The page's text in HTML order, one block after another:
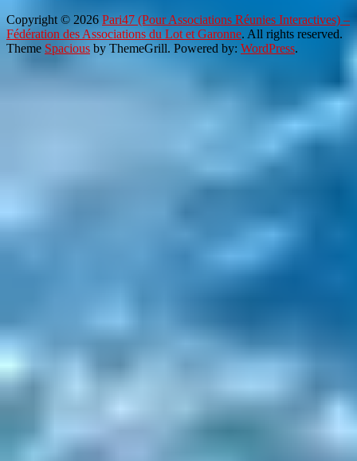
Copyright © 2026 Pari47 (Pour Associations Réunies Interactives) –
Fédération des Associations du Lot et Garonne. All rights reserved.
Theme Spacious by ThemeGrill. Powered by: WordPress.